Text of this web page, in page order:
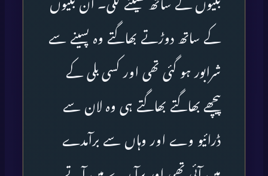
بلیوں کے ساتھ کھیلنے لگی۔ ان بلیوں
کے ساتھ دوڑتے بھاگتے وہ پسینے سے
شرابور ہو گئی تھی اور کسی بلی کے
پیچھے بھاگتے بھاگتے ہی وہ لان سے
ڈرائیو وے اور وہاں سے برآمدے